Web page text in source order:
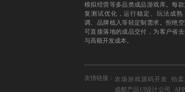
模拟经营等多品类成品游戏库。每
复测试优化，运行稳定、玩法成熟
调、品牌植入等轻定制需求。拒绝
可直接落地的成品交付，为客户省
与高额开发成本。
友情链接： 农场游戏源码开发 拍
成都产品UI设计公司